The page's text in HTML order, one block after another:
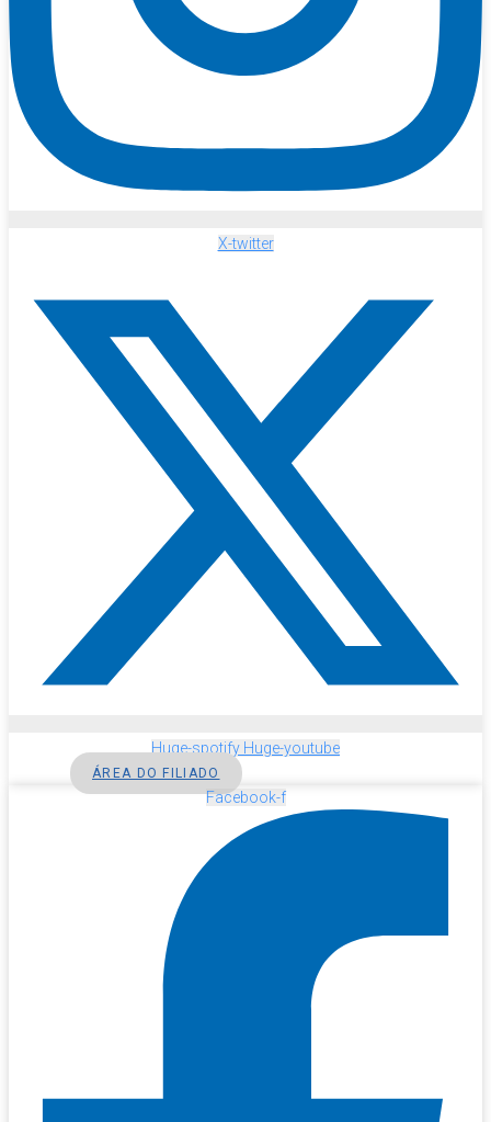
X-twitter
Huge-spotify Huge-youtube
ÁREA DO FILIADO
Facebook-f